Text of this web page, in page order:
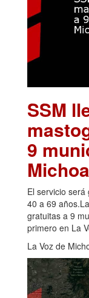
SSM
9
El servicio
40 a 69
gratuitas a 9
primero en La
La Voz de